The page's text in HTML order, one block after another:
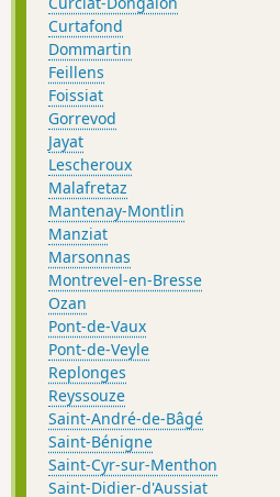
Curtafond
Dommartin
Feillens
Foissiat
Gorrevod
Jayat
Lescheroux
Malafretaz
Mantenay-Montlin
Manziat
Marsonnas
Montrevel-en-Bresse
Ozan
Pont-de-Vaux
Pont-de-Veyle
Replonges
Reyssouze
Saint-André-de-Bâgé
Saint-Bénigne
Saint-Cyr-sur-Menthon
Saint-Didier-d'Aussiat